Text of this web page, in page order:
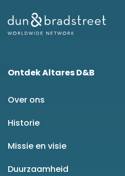
Ontdek Altares D&B
Over ons
Historie
Missie en visie
Duurzaamheid